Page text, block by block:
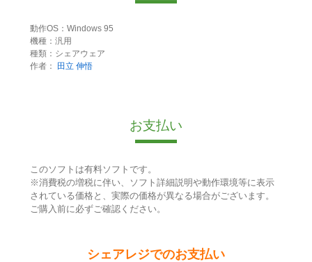
動作OS：Windows 95
機種：汎用
種類：シェアウェア
作者：
田立 伸悟
お支払い
このソフトは有料ソフトです。
※消費税の増税に伴い、ソフト詳細説明や動作環境等に表示
されている価格と、実際の価格が異なる場合がございます。
ご購入前に必ずご確認ください。
シェアレジでのお支払い